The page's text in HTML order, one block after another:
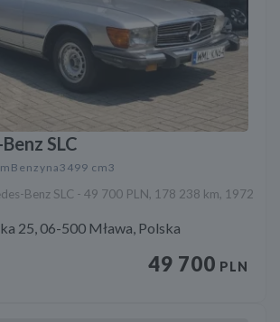
SLC
Benzyna3499 cm3
Benz SLC - 49 700 PLN, 178 238 km, 1972
25, 06-500 Mława, Polska
49 700 PLN